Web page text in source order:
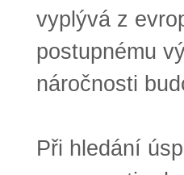
vyplývá z
postupnému
náročnosti
Při hledání